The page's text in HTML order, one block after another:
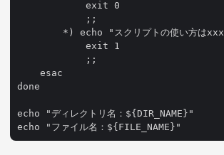
            exit 0
            ;;
*) echo "スクリプトの使い方はxxx
            exit 1
            ;;
    esac
done
echo "ディレクトリ名：${DIR_NAME}"